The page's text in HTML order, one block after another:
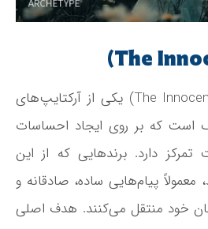
آرکتایپ برند معصوم (The Innocent) یکی از آرکتایپ‌های
است که بر روی ایجاد احساسات
دارد. برندهایی که از این
معمولاً پیام‌هایی ساده، صادقانه و
خود منتقل می‌کنند. هدف اصلی